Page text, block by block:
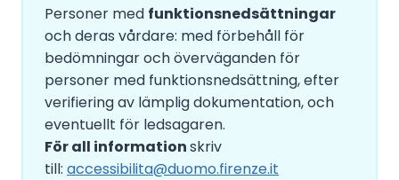
Personer med funktionsnedsättningar
och deras vårdare: med förbehåll för
bedömningar och överväganden för
personer med funktionsnedsättning, efter
verifiering av lämplig dokumentation, och
eventuellt för ledsagaren.
För all informationskriv
till: accessibilita@duomo.firenze.it